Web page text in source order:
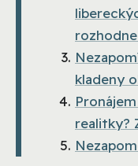
kladeny
realitky?